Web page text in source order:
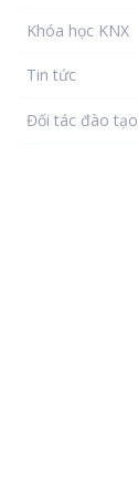
Khóa học KNX
Tin tức
Đối tác đào tạo